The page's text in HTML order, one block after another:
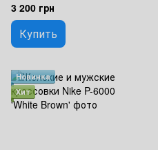
3 200 грн
Купить
Новинка
Хит